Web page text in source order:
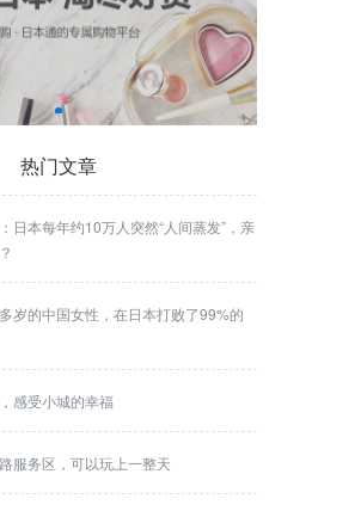
热门文章
日本每年约10万人突然“人间蒸发”，亲
岁的中国女性，在日本打败了99%的
感受小城的幸福
服务区，可以玩上一整天